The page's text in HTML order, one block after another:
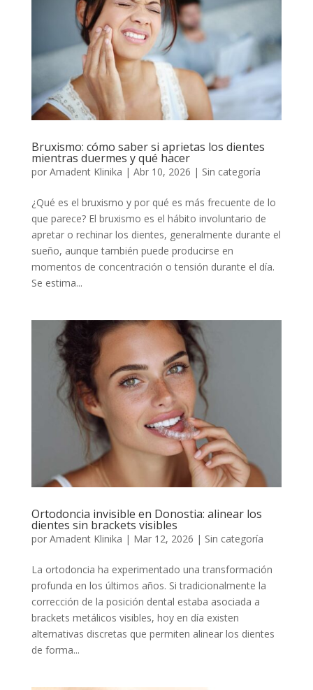
Bruxismo: cómo saber si aprietas los dientes
mientras duermes y qué hacer
por Amadent Klinika | Abr 10, 2026 | Sin categoría
¿Qué es el bruxismo y por qué es más frecuente de lo
que parece? El bruxismo es el hábito involuntario de
apretar o rechinar los dientes, generalmente durante el
sueño, aunque también puede producirse en
momentos de concentración o tensión durante el día.
Se estima...
Ortodoncia invisible en Donostia: alinear los
dientes sin brackets visibles
por Amadent Klinika | Mar 12, 2026 | Sin categoría
La ortodoncia ha experimentado una transformación
profunda en los últimos años. Si tradicionalmente la
corrección de la posición dental estaba asociada a
brackets metálicos visibles, hoy en día existen
alternativas discretas que permiten alinear los dientes
de forma...